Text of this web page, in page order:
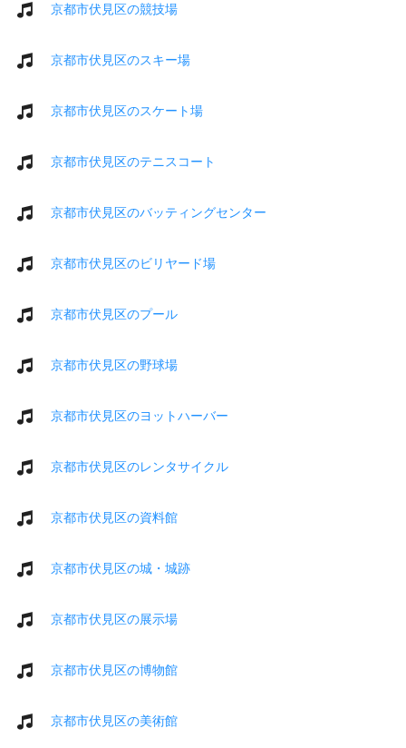
京都市伏見区の競技場
京都市伏見区のスキー場
京都市伏見区のスケート場
京都市伏見区のテニスコート
京都市伏見区のバッティングセンター
京都市伏見区のビリヤード場
京都市伏見区のプール
京都市伏見区の野球場
京都市伏見区のヨットハーバー
京都市伏見区のレンタサイクル
京都市伏見区の資料館
京都市伏見区の城・城跡
京都市伏見区の展示場
京都市伏見区の博物館
京都市伏見区の美術館